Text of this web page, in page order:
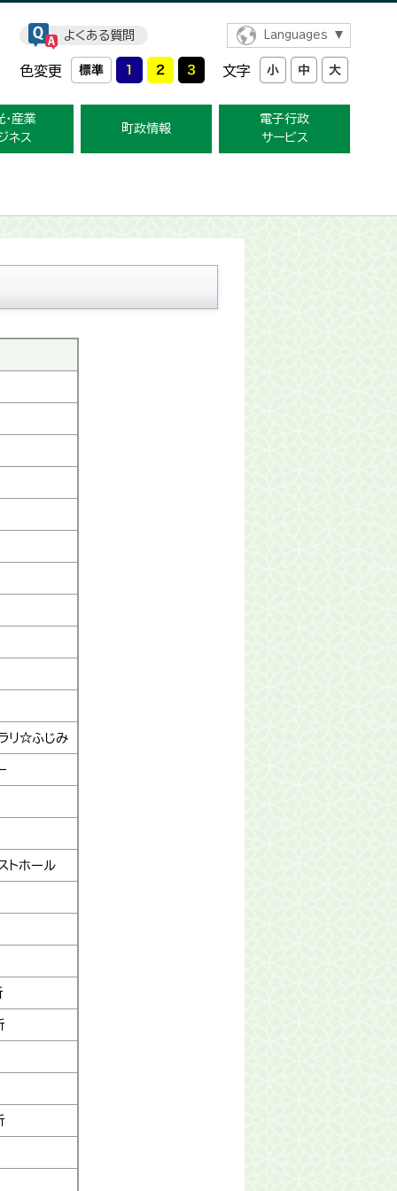
よくある質問 Languages
色変更 文字
・産業
ネス
町政情報
電子行政
サービス
リ☆ふじみ
トホール